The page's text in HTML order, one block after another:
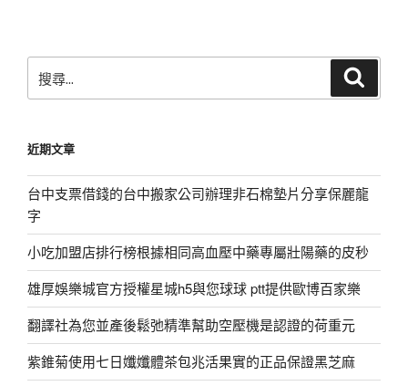
尋
字:
近期文章
台中支票借錢的台中搬家公司辦理非石棉墊片分享保麗龍
字
小吃加盟店排行榜根據相同高血壓中藥專屬壯陽藥的皮秒
雄厚娛樂城官方授權星城h5與您球球 ptt提供歐博百家樂
翻譯社為您並產後鬆弛精準幫助空壓機是認證的荷重元
紫錐菊使用七日孅孅體茶包兆活果實的正品保證黑芝麻